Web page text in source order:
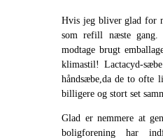
Hvis jeg bliver glad for
som refill næste
modtage brugt
klimastil! Lactacyd-
håndsæbe,da de to ofte
billigere og stort set
Glad er nemmere at
boligforening har